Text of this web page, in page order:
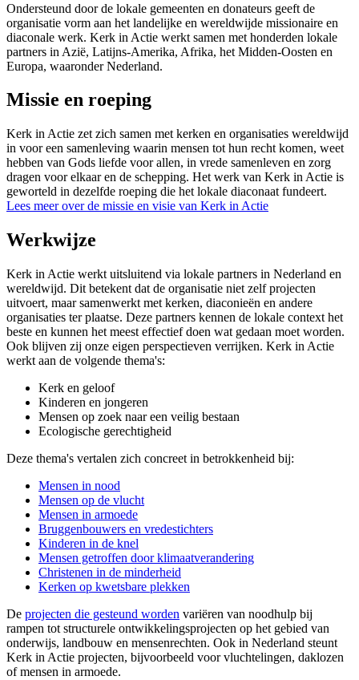
Ondersteund door de lokale gemeenten en donateurs geeft de
organisatie vorm aan het landelijke en wereldwijde missionaire en
diaconale werk. Kerk in Actie werkt samen met honderden lokale
partners in Azië, Latijns-Amerika, Afrika, het Midden-Oosten en
Europa, waaronder Nederland.
Missie en roeping
Kerk in Actie zet zich samen met kerken en organisaties wereldwijd
in voor een samenleving waarin mensen tot hun recht komen, weet
hebben van Gods liefde voor allen, in vrede samenleven en zorg
dragen voor elkaar en de schepping. Het werk van Kerk in Actie is
geworteld in dezelfde roeping die het lokale diaconaat fundeert.
Lees meer over de missie en visie van Kerk in Actie
Werkwijze
Kerk in Actie werkt uitsluitend via lokale partners in Nederland en
wereldwijd. Dit betekent dat de organisatie niet zelf projecten
uitvoert, maar samenwerkt met kerken, diaconieën en andere
organisaties ter plaatse. Deze partners kennen de lokale context het
beste en kunnen het meest effectief doen wat gedaan moet worden.
Ook blijven zij onze eigen perspectieven verrijken. Kerk in Actie
werkt aan de volgende thema's:
Kerk en geloof
Kinderen en jongeren
Mensen op zoek naar een veilig bestaan
Ecologische gerechtigheid
Deze thema's vertalen zich concreet in betrokkenheid bij:
Mensen in nood
Mensen op de vlucht
Mensen in armoede
Bruggenbouwers en vredestichters
Kinderen in de knel
Mensen getroffen door klimaatverandering
Christenen in de minderheid
Kerken op kwetsbare plekken
De projecten die gesteund worden variëren van noodhulp bij
rampen tot structurele ontwikkelingsprojecten op het gebied van
onderwijs, landbouw en mensenrechten. Ook in Nederland steunt
Kerk in Actie projecten, bijvoorbeeld voor vluchtelingen, daklozen
of mensen in armoede.